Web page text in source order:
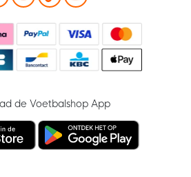
de Voetbalshop App